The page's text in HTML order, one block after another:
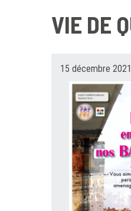
VIE DE
15 décembre 2021